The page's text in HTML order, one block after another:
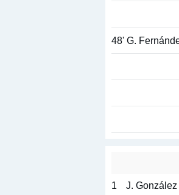
48' G.
1
J. González